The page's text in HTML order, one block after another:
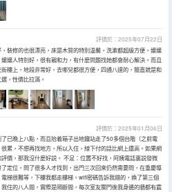
評價於：2025年07月22日
裝修的也很漂亮，床是木質的特別温馨，洗漱都超級方便，嬢嬢
嬢人特別好，很有親和力，有什麼問題找她都會耐心解決。而且
樓上，地段非常好，去哪兒都很方便，四通八達的，簡直就是和
，性價比拉滿。
評價於：2025年01月06日
已晚上八點，而且抬着箱子出地鐵站走了50多個台階（之前電
累，不想再找地方，所以入住，線下付的話比網上還高。如果網
評價，那我沒什麼好説。 不足：位置不好找，阿姨電話裏説發微
定位，問了很多人才找到，出門三次回來仍然需要問，在重慶導
梯很難等，下樓我都走樓梯。wifi密碼告訴我錯的，換了第三個
住的八人間，實際是隔斷間，每次室友關門後我身邊的牆都有震